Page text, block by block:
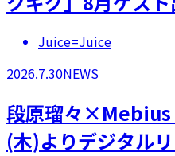
Juice=Juice
2026.7.30NEWS
段原瑠々×Mebius
(木)よりデジタルリ